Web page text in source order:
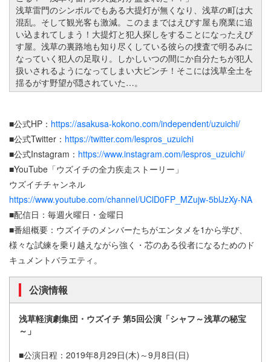
浅草雷門のシンボルでもある大提灯が無くなり、浅草の町は大
混乱。そして観光客も激減。このままではえびす屋も廃業に追
い込まれてしまう！大提灯と犯人探しをすることになったえび
す屋。浅草の裏路地も知り尽くしている彼らの捜査で明るみに
なっていく犯人の足取り。しかしいつの間にか自分たちが犯人
扱いされるようになってしまい大ピンチ！そこには浅草全土を
揺るがす野望が隠されていた…。
■公式HP： https://asakusa-kokono.com/independent/uzuichi/
■公式Twitter： https://twitter.com/lespros_uzuichi
■公式Instagram： https://www.instagram.com/lespros_uzuichi/
■YouTube「ウズイチの全力疾走ストーリー」
ウズイチチャンネル
https://www.youtube.com/channel/UClD0FP_MZujw-5blJzXy-NA
■配信日：毎週火曜日・金曜日
■番組概要：ウズイチのメンバーたちがエンタメを1から学び、
様々な試練を乗り越えながら強く・芯のある役者になるためのド
キュメントバラエティ。
公演情報
浅草軽演劇集団・ウズイチ 第5回公演「シャフ～浅草の秘宝
～」
■公演日程：2019年8月29日(木)～9月8日(日)